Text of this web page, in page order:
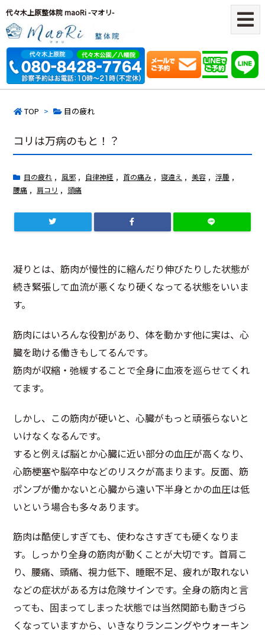
代々木上原整体院 maoRi -マオリ-
TOP > 目の疲れ
コリは万病のもと！？
目の疲れ , 風邪 , 自律神経 , 首の痛み , 寝違え , 美容 , 浮腫 ,
腰痛 , 肩コリ , 頭痛
凝りとは、筋肉が慢性的に縮んだり伸びたりした状態が
続き緊張して血流が悪くなり硬くなってる状態をいいま
す。
筋肉にはいろんな役割があり、体を動かす他に実は、心
臓を助ける働きもしてるんです。
筋肉が収縮・弛緩することで全身に血液を巡らせてくれ
てます。
しかし、この筋肉が硬いと、心臓がもっと頑張らないと
いけなくなるんです。
すると例えば脳とか心臓に近い部分の血圧が高くなり、
心筋梗塞や脳卒中などのリスクが高まります。反面、筋
ポンプが働かないと心臓から遠い下半身とかの血圧は低
いという場合も多々あります。
筋肉は酷使しすぎても、使わなさすぎても硬くなりま
す。しっかり全身の筋肉が動くことが大切です。首肩こ
り、腰痛、頭痛、視力低下、睡眠不足、疲れが取れない
などの症状がある方は危険サインです。全身の筋肉と言
っても、固まってしまった状態では当然関節も動きづら
くなっていますから、いきなりランニングやウォーキン